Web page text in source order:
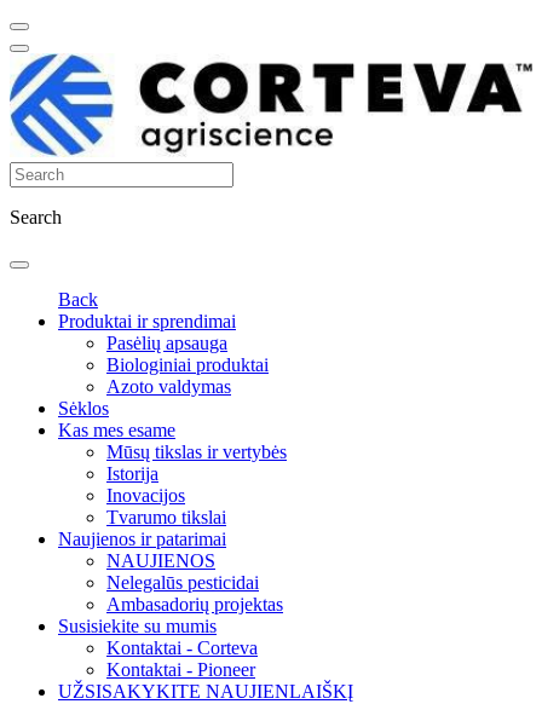
Search
Back
Produktai ir sprendimai
Pasėlių apsauga
Biologiniai produktai
Azoto valdymas
Sėklos
Kas mes esame
Mūsų tikslas ir vertybės
Istorija
Inovacijos
Tvarumo tikslai
Naujienos ir patarimai
NAUJIENOS
Nelegalūs pesticidai
Ambasadorių projektas
Susisiekite su mumis
Kontaktai - Corteva
Kontaktai - Pioneer
UŽSISAKYKITE NAUJIENLAIŠKĮ